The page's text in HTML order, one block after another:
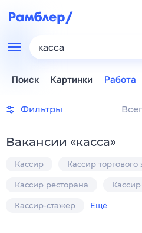
касса
Поиск Картинки Работа
Фильтры
Вакансии «касса»
Кассир Кассир торгового
Кассир ресторана
Кассир-стажер Ещё